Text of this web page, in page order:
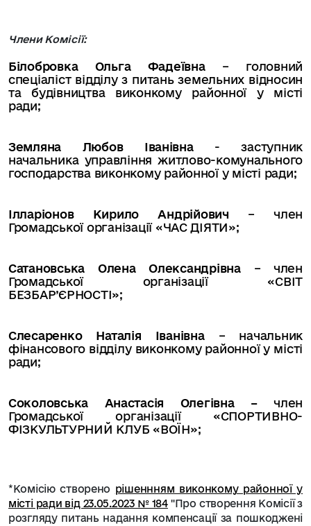
Члени Комісії:
Білобровка Ольга Фадеївна– головний
спеціаліст відділу з питань земельних відносин
та будівництва виконкому районної у місті
ради;
Земляна Любов Іванівна- заступник
начальника управління житлово-комунального
господарства виконкому районної у місті ради;
Ілларіонов Кирило Андрійович –член
Громадської організації «ЧАС ДІЯТИ»;
Сатановська Олена Олександрівна –
член
Громадської організації «СВІТ
БЕЗБАР’ЄРНОСТІ»;
Слесаренко Наталія Іванівна– начальник
фінансового відділу виконкому районної у місті
ради;
Соколовська Анастасія Олегівна –член
Громадської організації «СПОРТИВНО-
ФІЗКУЛЬТУРНИЙ КЛУБ «ВОЇН»;
*Комісію створено рішеннням виконкому районної у
місті ради від 23.05.2023 № 184"Про створення Комісії з
розгляду питань надання компенсації за пошкоджені